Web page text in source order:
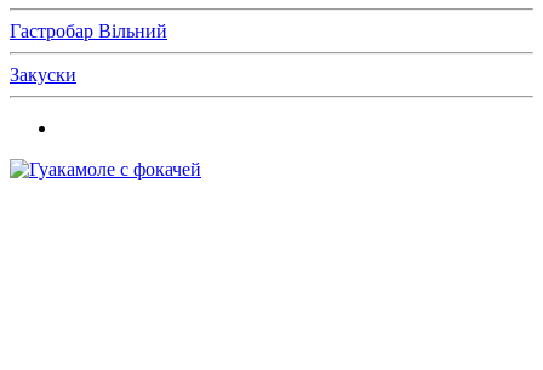
Гастробар Вільний
Закуски